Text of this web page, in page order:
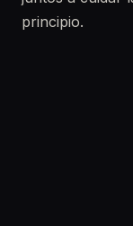
principio.